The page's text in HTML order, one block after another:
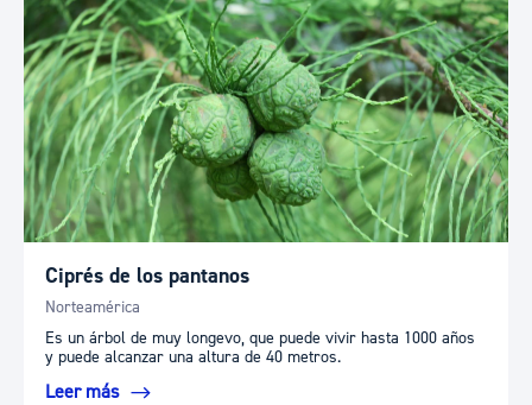
Ciprés de los pantanos
Norteamérica
Es un árbol de muy longevo, que puede vivir hasta 1000 años
y puede alcanzar una altura de 40 metros.
Leer más